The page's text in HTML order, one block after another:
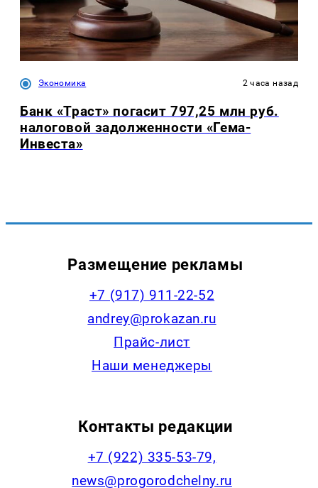
Экономика 2 часа назад
Банк «Траст» погасит 797,25 млн руб.
налоговой задолженности «Гема-
Инвеста»
Размещение рекламы
+7 (917) 911-22-52
andrey@prokazan.ru
Прайс-лист
Наши менеджеры
Контакты редакции
+7 (922) 335-53-79,
news@progorodchelny.ru